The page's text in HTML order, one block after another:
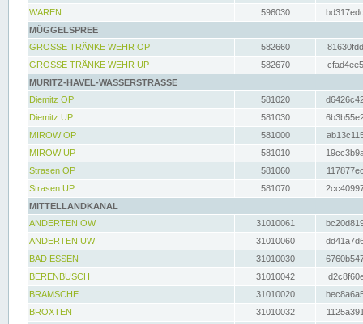
WAREN
596030
MÜGGELSPREE
GROSSE TRÄNKE WEHR OP
582660
GROSSE TRÄNKE WEHR UP
582670
MÜRITZ-HAVEL-WASSERSTRASSE
Diemitz OP
581020
Diemitz UP
581030
MIROW OP
581000
MIROW UP
581010
Strasen OP
581060
Strasen UP
581070
MITTELLANDKANAL
ANDERTEN OW
31010061
ANDERTEN UW
31010060
BAD ESSEN
31010030
BERENBUSCH
31010042
BRAMSCHE
31010020
BROXTEN
31010032